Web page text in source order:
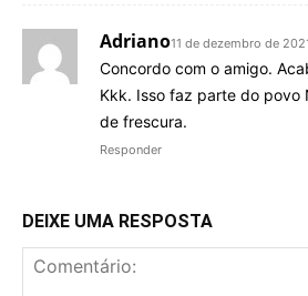
Adriano11 de dezembro de
Concordo com o amigo.
Kkk. Isso faz parte do povo
de frescura.
Responder
DEIXE UMA RESPOSTA